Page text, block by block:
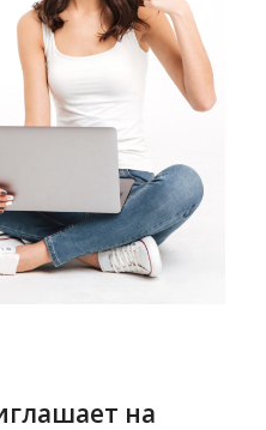
на